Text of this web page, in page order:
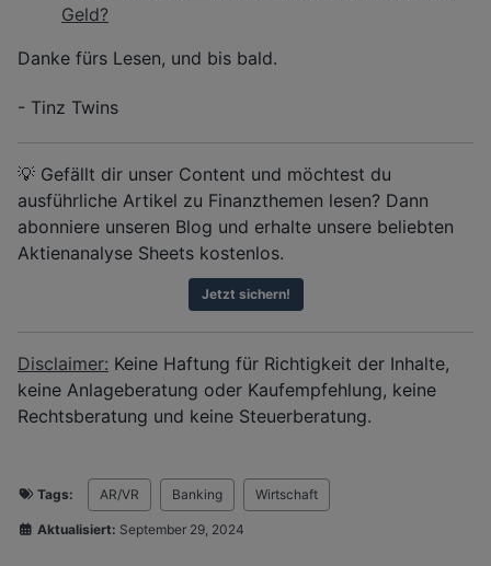
Geld?
Danke fürs Lesen, und bis bald.
- Tinz Twins
💡 Gefällt dir unser Content und möchtest du
ausführliche Artikel zu Finanzthemen lesen? Dann
abonniere unseren Blog und erhalte unsere beliebten
Aktienanalyse Sheets kostenlos.
Jetzt sichern!
Disclaimer: Keine Haftung für Richtigkeit der Inhalte,
keine Anlageberatung oder Kaufempfehlung, keine
Rechtsberatung und keine Steuerberatung.
Tags: AR/VR Banking Wirtschaft
Aktualisiert: September 29, 2024